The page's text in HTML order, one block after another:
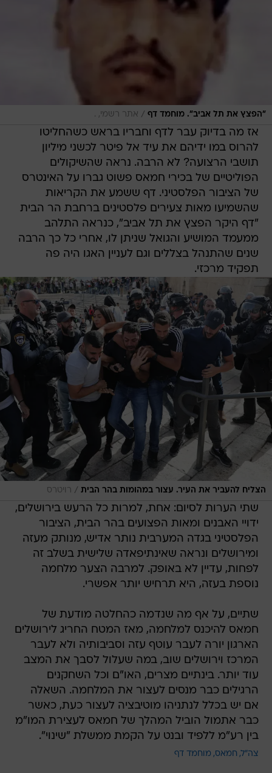
"הפצץ את תל אביב". מוחמד דף / אתר רשמי, .
אז מה בדיוק עבר לדף וחבריו בראש כשהחליטו
להרוס במו ידיהם את עיד אל פיטר לכשני מיליון
תושבי הרצועה? לא הרבה. נראה שהשיקולים
הפוליטיים של בכירי חמאס פשוט גברו על האינטרס
של הציבור הפלסטיני. דף ששמע את הקריאות
שהשמיעו מאות צעירים פלסטינים ברחבת הר הבית
"דף היקר הפצץ את תל אביב", כנראה התלהב
ממעמד המושיע והגואל שניתן לו, אחרי כל כך הרבה
שנים שהתנהל בצללים וגם לעניין האגו היה פה
תפקיד מרכזי.
הצליח להעביר את העיר. עצור במהומות בהר הבית / רויטרס
שתי הערות לסיום: אחת, למרות כל הרעש בירושלים,
ידויי האבנים ומאות הפצועים בהר הבית, הציבור
הפלסטיני בגדה המערבית נותר אדיש, מנותק מעזה
ומירושלים ונראה שאינתיפאדה שלישית בשלב זה
לפחות, עדיין לא באופק. למרבה הצער מלחמה
נוספת בעזה, היא תרחיש יותר אפשרי.
שתיים, על אף מה שנדמה כהחלטה מודעת של
חמאס להיכנס למלחמה, מאז המטח החריג לירושלים
הארגון יורה לעבר עוטף עזה וסביבותיה ולא לעבר
המרכז וירושלים שוב, במה שעלול לסבך את המצב
עוד יותר. בינתיים מצרים, האו"ם וכל השחקנים
הרגילים כבר מנסים לעצור את המלחמה. השאלה
אם יש בכלל לנתניהו מוטיבציה לעצור כעת, כאשר
כבר אתמול הוביל המהלך של חמאס לעצירת המו"מ
בין רע"מ ללפיד ובנט על הקמת ממשלת "שינוי".
צה"ל חמאס מוחמד דף